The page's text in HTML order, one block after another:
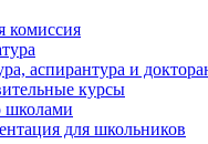
комиссия
аспирантура и
курсы
школами
для школьников